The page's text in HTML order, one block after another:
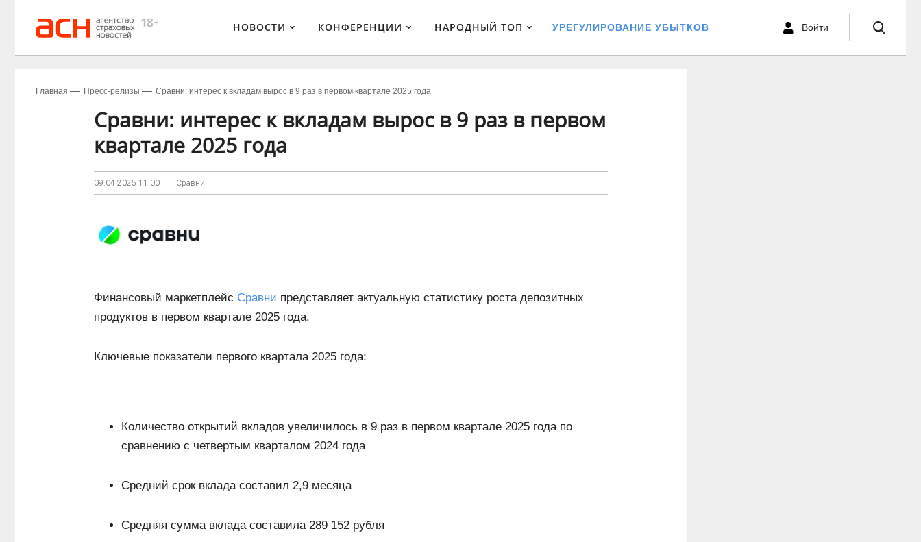
НОВОСТИ КОНФЕРЕНЦИИ НАРОДНЫЙ ТОП УРЕГУЛИРОВАНИЕ УБЫТКОВ Войти
Главная Пресс-релизы Сравни: интерес к вкладам вырос в 9 раз в первом квартале 2025 года
Сравни: интерес к вкладам вырос в 9 раз в первом
квартале 2025 года
09.04.2025 11:00 Сравни
Финансовый маркетплейс Сравни представляет актуальную статистику роста депозитных
продуктов в первом квартале 2025 года.
Ключевые показатели первого квартала 2025 года:
Количество открытий вкладов увеличилось в 9 раз в первом квартале 2025 года по
сравнению с четвертым кварталом 2024 года
Средний срок вклада составил 2,9 месяца
Средняя сумма вклада составила 289 152 рубля